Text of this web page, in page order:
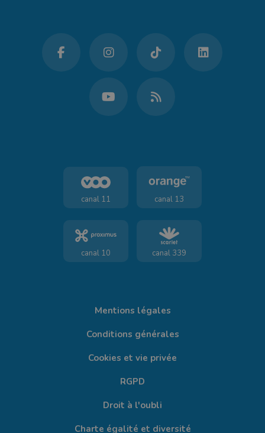
canal 11 canal 13
canal 10 canal 339
Mentions légales
Conditions générales
Cookies et vie privée
RGPD
Droit à l'oubli
Charte égalité et diversité